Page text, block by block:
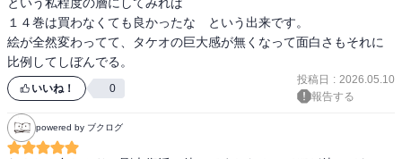
１４巻は買わなくても良かったな　という出来です。
絵が全然変わってて、タケオの巨大感が無くなって面白さもそれに
比例してしぼんでる。
いいね！ 0
投稿日 : 2026.05.10
報告する
powered by ブクログ